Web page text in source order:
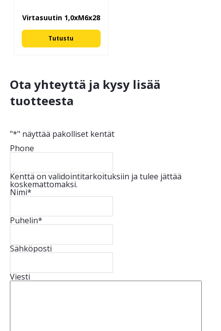
Virtasuutin 1,0xM6x28
Tutustu
Ota yhteyttä ja kysy lisää
tuotteesta
"*" näyttää pakolliset kentät
Phone
Kenttä on validointitarkoituksiin ja tulee jättää
koskemattomaksi.
Nimi*
Puhelin*
Sähköposti
Viesti